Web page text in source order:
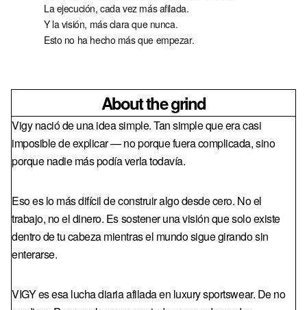
La ejecución, cada vez más afilada.
Y la visión, más clara que nunca.
Esto no ha hecho más que empezar.
About the grind
Vigy nació de una idea simple. Tan simple que era casi
imposible de explicar — no porque fuera complicada, sino
porque nadie más podía verla todavía.
Eso es lo más difícil de construir algo desde cero. No el
trabajo, no el dinero. Es sostener una visión que solo existe
dentro de tu cabeza mientras el mundo sigue girando sin
enterarse.
VIGY es esa lucha diaria afilada en luxury sportswear. De no